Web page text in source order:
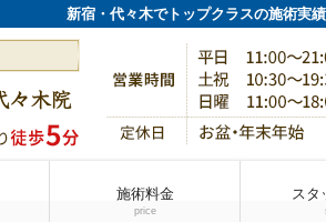
新宿・代々木でトップクラスの施術実
施術料金
price
スタ